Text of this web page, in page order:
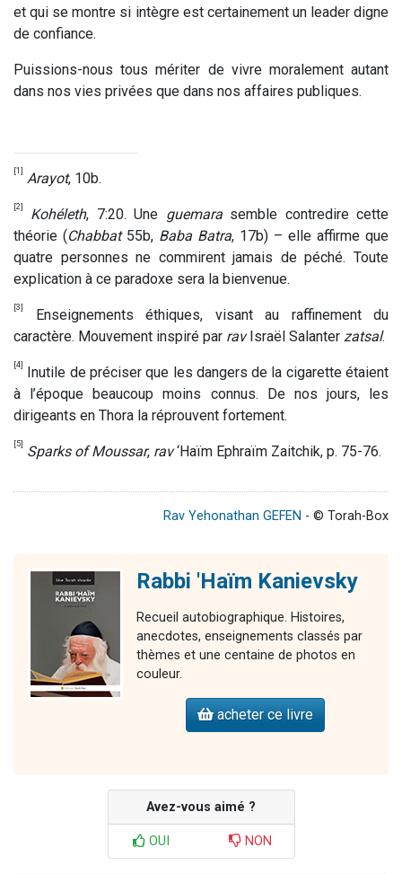
et qui se montre si intègre est certainement un leader digne
de confiance.
Puissions-nous tous mériter de vivre moralement autant
dans nos vies privées que dans nos affaires publiques.
[1] Arayot, 10b.
[2] Kohéleth, 7:20. Une guemarasemble contredire cette
théorie (Chabbat55b, Baba Batra, 17b) – elle affirme que
quatre personnes ne commirent jamais de péché. Toute
explication à ce paradoxe sera la bienvenue.
[3]
Enseignements éthiques, visant au raffinement du
caractère. Mouvement inspiré par ravIsraël Salanter zatsal.
[4]
Inutile de préciser que les dangers de la cigarette étaient
à l’époque beaucoup moins connus. De nos jours, les
dirigeants en Thora la réprouvent fortement.
[5] Sparks of Moussar, rav‘Haïm Ephraïm Zaitchik, p. 75-76.
Rav Yehonathan GEFEN - © Torah-Box
Rabbi 'Haïm Kanievsky
Recueil autobiographique. Histoires,
anecdotes, enseignements classés par
thèmes et une centaine de photos en
couleur.
acheter ce livre
Avez-vous aimé ?
OUI NON